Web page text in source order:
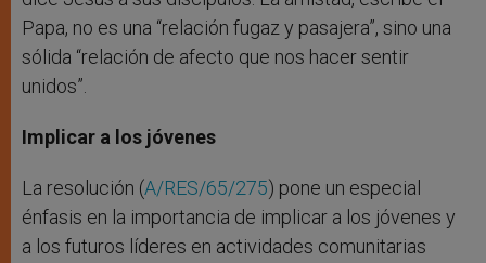
Papa, no es una “relación fugaz y pasajera”, sino una
sólida “relación de afecto que nos hacer sentir
unidos”.
Implicar a los jóvenes
La resolución (A/RES/65/275) pone un especial
énfasis en la importancia de implicar a los jóvenes y
a los futuros líderes en actividades comunitarias